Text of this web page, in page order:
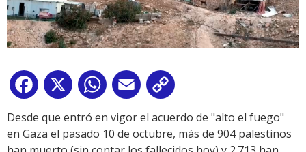
Facebook
X WhatsApp
Email
Link
Desde que entró en vigor el acuerdo de "alto el fuego"
en Gaza el pasado 10 de octubre, más de 904 palestinos